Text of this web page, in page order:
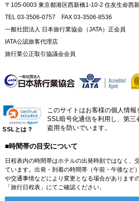
〒105-0003 東京都港区西新橋1-10-2 住友生命西
TEL 03-3506-0757 FAX 03-3506-8536
一般社団法人 日本旅行業協会（JATA）正会員
IATA公認旅客代理店
旅行業公正取引協議会会員
SSLとは？
このサイトはお客様の個人情
SSL暗号化通信を利用し、第三
盗用を防いでいます。
■時間帯の目安について
日程表内の時間帯はホテルの出発時刻ではなく、
ています。出発・到着の時間帯（午前・午後など
や交通事情などにより変更となる場合があります
「旅行日程表」にてご確認ください。